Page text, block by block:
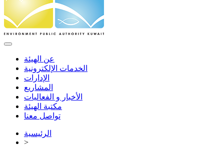
عن الهيئة
الخدمات الإلكترونية
الإدارات
المشاريع
الأخبار و الفعاليات
مكتبة الهيئة
تواصل معنا
الرئيسية
>